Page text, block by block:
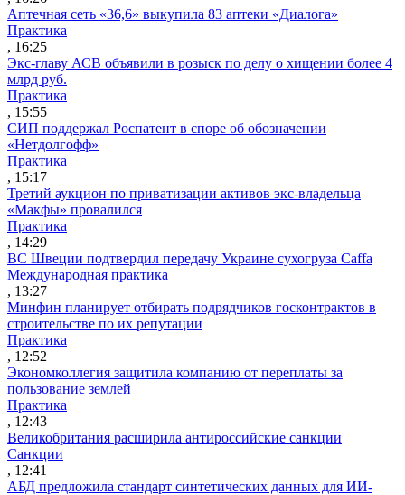
Аптечная сеть «36,6» выкупила 83 аптеки «Диалога»
Практика
, 16:25
Экс-главу АСВ объявили в розыск по делу о хищении более 4
млрд руб.
Практика
, 15:55
СИП поддержал Роспатент в споре об обозначении
«Нетдолгофф»
Практика
, 15:17
Третий аукцион по приватизации активов экс-владельца
«Макфы» провалился
Практика
, 14:29
ВС Швеции подтвердил передачу Украине сухогруза Caffa
Международная практика
, 13:27
Минфин планирует отбирать подрядчиков госконтрактов в
строительстве по их репутации
Практика
, 12:52
Экономколлегия защитила компанию от переплаты за
пользование землей
Практика
, 12:43
Великобритания расширила антироссийские санкции
Санкции
, 12:41
АБД предложила стандарт синтетических данных для ИИ-